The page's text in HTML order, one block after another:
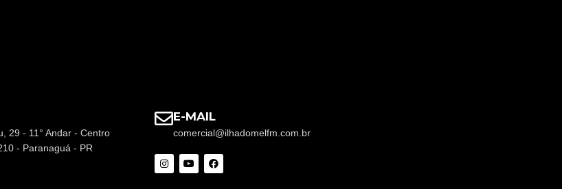
29 - 11° Andar - Centro
- Paranaguá - PR
E-MAIL
comercial@ilhadomelfm.com.br